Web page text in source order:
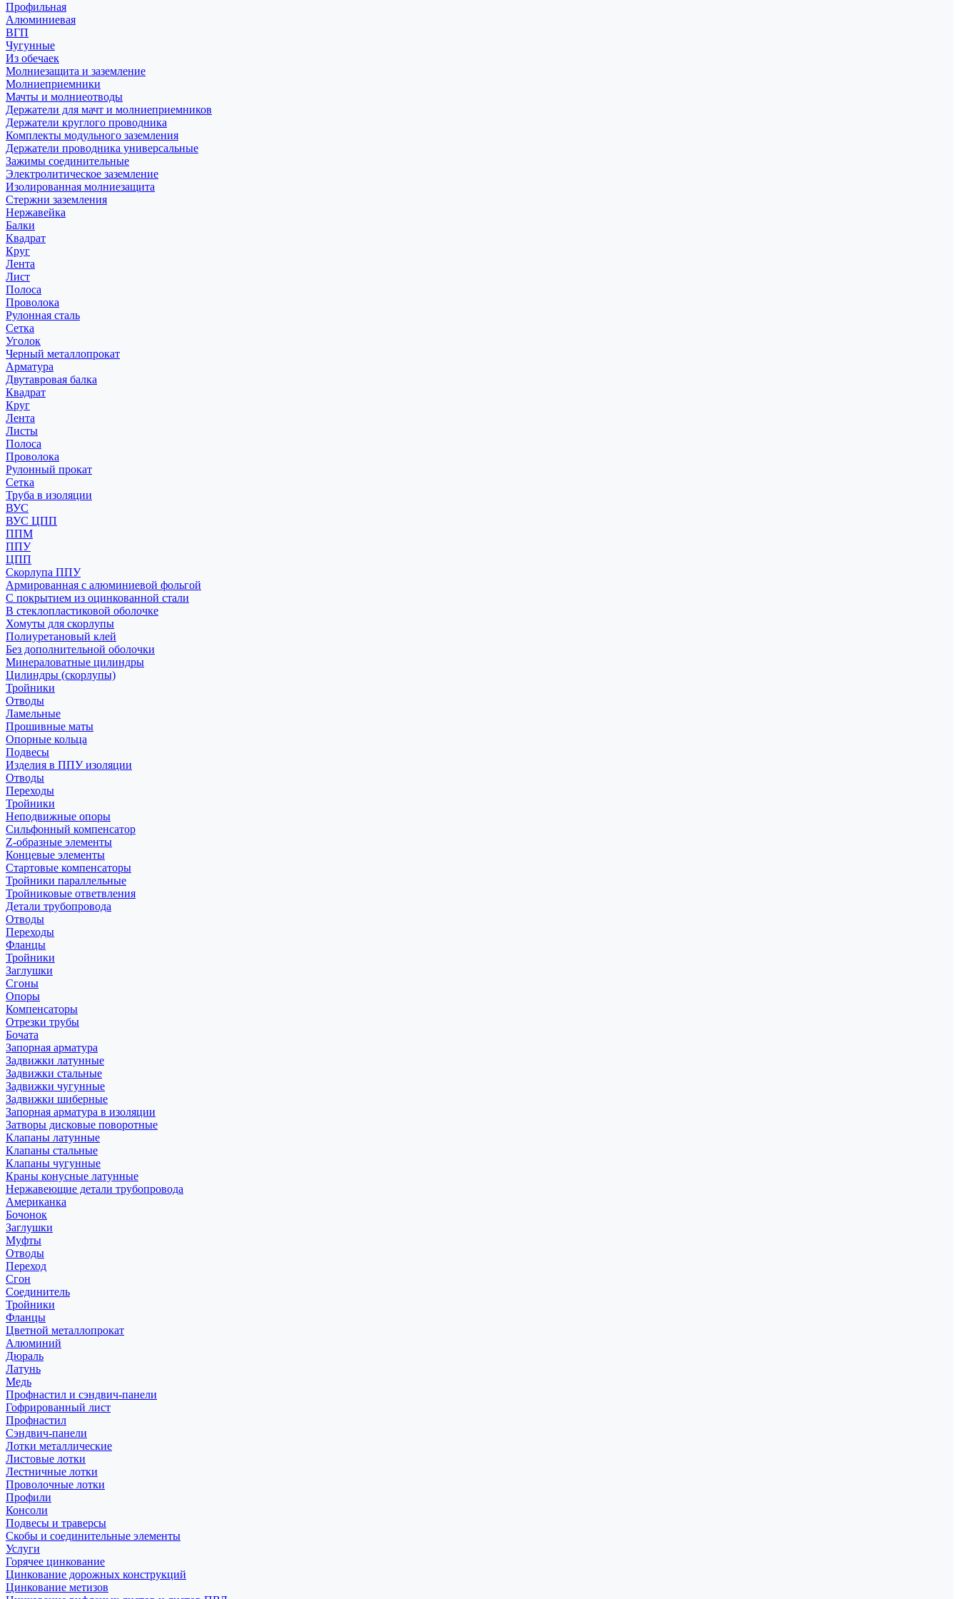
Профильная
Алюминиевая
ВГП
Чугунные
Из обечаек
Молниезащита и заземление
Молниеприемники
Мачты и молниеотводы
Держатели для мачт и молниеприемников
Держатели круглого проводника
Комплекты модульного заземления
Держатели проводника универсальные
Зажимы соединительные
Электролитическое заземление
Изолированная молниезащита
Стержни заземления
Нержавейка
Балки
Квадрат
Круг
Лента
Лист
Полоса
Проволока
Рулонная сталь
Сетка
Уголок
Черный металлопрокат
Арматура
Двутавровая балка
Квадрат
Круг
Лента
Листы
Полоса
Проволока
Рулонный прокат
Сетка
Труба в изоляции
ВУС
ВУС ЦПП
ППМ
ППУ
ЦПП
Скорлупа ППУ
Армированная с алюминиевой фольгой
С покрытием из оцинкованной стали
В стеклопластиковой оболочке
Хомуты для скорлупы
Полиуретановый клей
Без дополнительной оболочки
Минераловатные цилиндры
Цилиндры (скорлупы)
Тройники
Отводы
Ламельные
Прошивные маты
Опорные кольца
Подвесы
Изделия в ППУ изоляции
Отводы
Переходы
Тройники
Неподвижные опоры
Cильфонный компенсатор
Z-образные элементы
Концевые элементы
Стартовые компенсаторы
Тройники параллельные
Тройниковые ответвления
Детали трубопровода
Отводы
Переходы
Фланцы
Тройники
Заглушки
Сгоны
Опоры
Компенсаторы
Отрезки трубы
Бочата
Запорная арматура
Задвижки латунные
Задвижки стальные
Задвижки чугунные
Задвижки шиберные
Запорная арматура в изоляции
Затворы дисковые поворотные
Клапаны латунные
Клапаны стальные
Клапаны чугунные
Краны конусные латунные
Нержавеющие детали трубопровода
Американка
Бочонок
Заглушки
Муфты
Отводы
Переход
Сгон
Соединитель
Тройники
Фланцы
Цветной металлопрокат
Алюминий
Дюраль
Латунь
Медь
Профнастил и сэндвич-панели
Гофрированный лист
Профнастил
Сэндвич-панели
Лотки металлические
Листовые лотки
Лестничные лотки
Проволочные лотки
Профили
Консоли
Подвесы и траверсы
Скобы и соединительные элементы
Услуги
Горячее цинкование
Цинкование дорожных конструкций
Цинкование метизов